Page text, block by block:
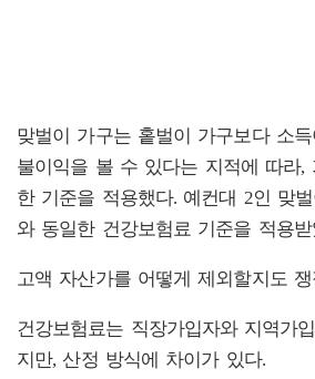
맞벌이 가구는 홑벌이 가구보다 소
불이익을 볼 수 있다는 지적에 따라,
한 기준을 적용했다. 예컨대 2인 맞
와 동일한 건강보험료 기준을 적용받
고액 자산가를 어떻게 제외할지도 쟁
건강보험료는 직장가입자와 지역가
지만, 산정 방식에 차이가 있다.